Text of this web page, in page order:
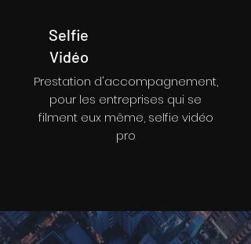
Selfie
Vidéo
​Prestation d'accompagnement,
pour les entreprises qui se
filment eux même, selfie vidéo
pro